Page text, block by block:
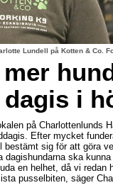
Lundell på Kotten & Co.
i
på Charlottenlunds
Efter mycket
bestämt sig för att göra
ska
en helhet, då vi redan
pusselbiten, säger